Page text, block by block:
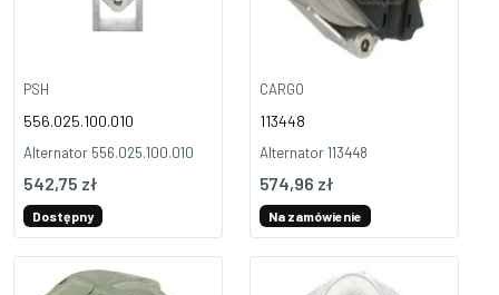
PSH
556.025.100.010
Alternator 556.025.100.010
542,75 zł
Dostępny
CARGO
113448
Alternator 113448
574,96 zł
Na zamówienie